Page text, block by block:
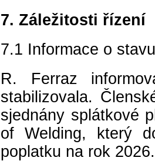
7. Záležitosti řízení
7.1 Informace o
R. Ferraz
stabilizovala.
sjednány splátkové
of Welding, který
poplatku na rok 2026.